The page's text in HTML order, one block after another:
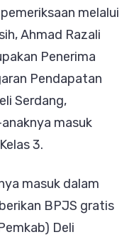
melalui
Ahmad Razali
Penerima
Pendapatan
Serdang,
masuk
3.
masuk dalam
BPJS gratis
Deli